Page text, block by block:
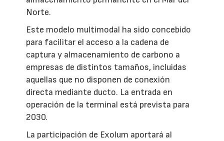
Norte.
Este modelo multimodal ha sido concebido
para facilitar el acceso a la cadena de
captura y almacenamiento de carbono a
empresas de distintos tamaños, incluidas
aquellas que no disponen de conexión
directa mediante ducto. La entrada en
operación de la terminal está prevista para
2030.
La participación de Exolum aportará al